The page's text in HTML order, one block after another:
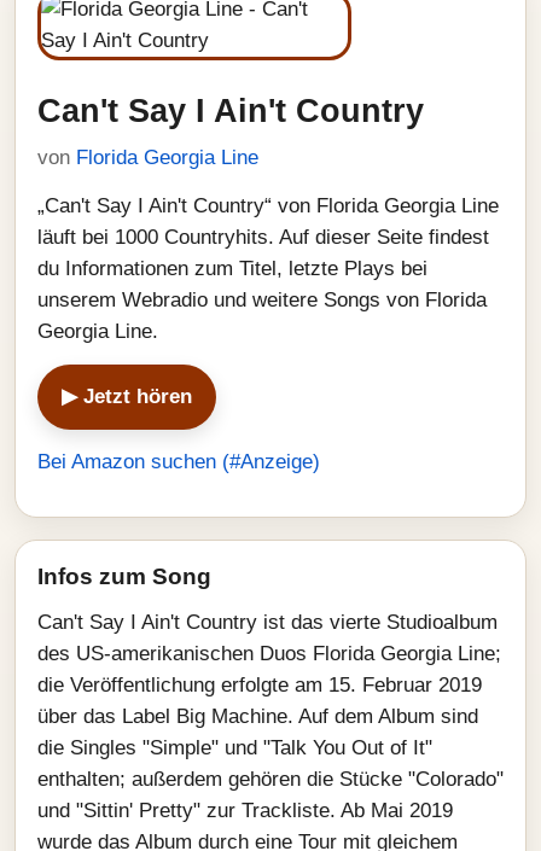
Can't Say I Ain't Country
von Florida Georgia Line
„Can't Say I Ain't Country“ von Florida Georgia Line
läuft bei 1000 Countryhits. Auf dieser Seite findest
du Informationen zum Titel, letzte Plays bei
unserem Webradio und weitere Songs von Florida
Georgia Line.
▶ Jetzt hören
Bei Amazon suchen (#Anzeige)
Infos zum Song
Can't Say I Ain't Country ist das vierte Studioalbum
des US-amerikanischen Duos Florida Georgia Line;
die Veröffentlichung erfolgte am 15. Februar 2019
über das Label Big Machine. Auf dem Album sind
die Singles "Simple" und "Talk You Out of It"
enthalten; außerdem gehören die Stücke "Colorado"
und "Sittin' Pretty" zur Trackliste. Ab Mai 2019
wurde das Album durch eine Tour mit gleichem